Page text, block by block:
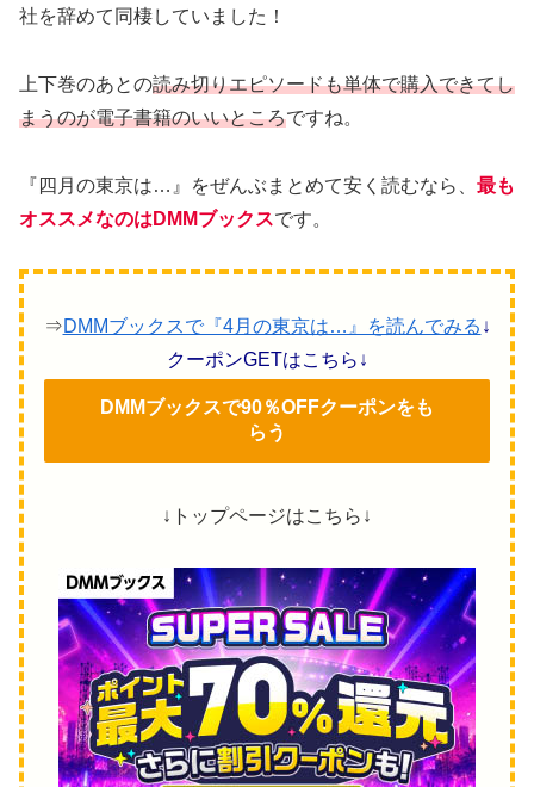
社を辞めて同棲していました！
上下巻のあとの読み切りエピソードも単体で購入できてし
まうのが電子書籍のいいところですね。
『四月の東京は…』をぜんぶまとめて安く読むなら、 最も
オススメなのはDMMブックスです。
⇒DMMブックスで『4月の東京は…』を読んでみる ↓
クーポンGETはこちら↓
DMMブックスで90％OFFクーポンをも
らう
↓トップページはこちら↓